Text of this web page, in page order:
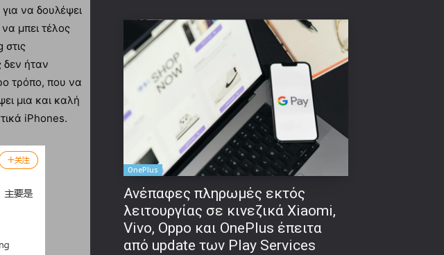
να δουλέψει
μπει τέλος
στις
δεν ήταν
τρόπο, που να
μια και καλή
iPhones.
OnePlus
Ανέπαφες πληρωμές εκτός
λειτουργίας σε κινεζικά Xiaomi,
Vivo, Oppo και OnePlus έπειτα
από update των Play Services